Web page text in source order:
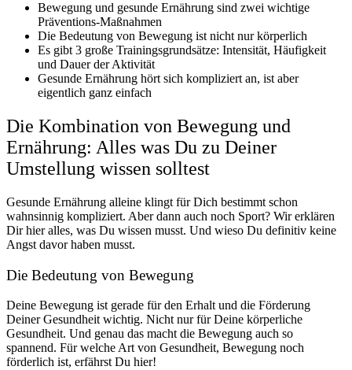
Bewegung und gesunde Ernährung sind zwei wichtige
Präventions-Maßnahmen
Die Bedeutung von Bewegung ist nicht nur körperlich
Es gibt 3 große Trainingsgrundsätze: Intensität, Häufigkeit
und Dauer der Aktivität
Gesunde Ernährung hört sich kompliziert an, ist aber
eigentlich ganz einfach
Die Kombination von Bewegung und
Ernährung: Alles was Du zu Deiner
Umstellung wissen solltest
Gesunde Ernährung alleine klingt für Dich bestimmt schon
wahnsinnig kompliziert. Aber dann auch noch Sport? Wir erklären
Dir hier alles, was Du wissen musst. Und wieso Du definitiv keine
Angst davor haben musst.
Die Bedeutung von Bewegung
Deine Bewegung ist gerade für den Erhalt und die Förderung
Deiner Gesundheit wichtig. Nicht nur für Deine körperliche
Gesundheit. Und genau das macht die Bewegung auch so
spannend. Für welche Art von Gesundheit, Bewegung noch
förderlich ist, erfährst Du hier!